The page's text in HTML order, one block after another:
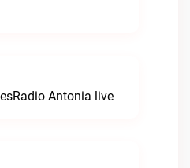
Antonia live